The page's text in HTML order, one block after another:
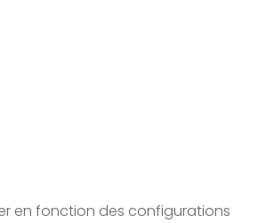
en fonction des configurations